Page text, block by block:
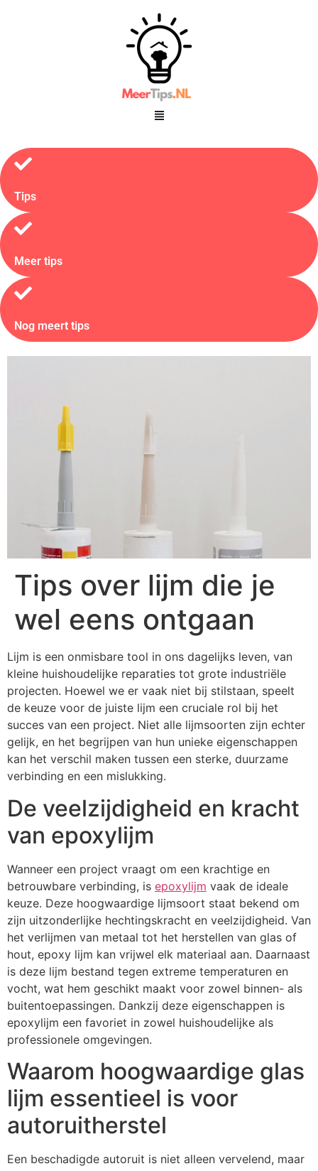
Tips
Meer tips
Nog meert tips
Tips over lijm die je
wel eens ontgaan
Lijm is een onmisbare tool in ons dagelijks leven, van
kleine huishoudelijke reparaties tot grote industriële
projecten. Hoewel we er vaak niet bij stilstaan, speelt
de keuze voor de juiste lijm een cruciale rol bij het
succes van een project. Niet alle lijmsoorten zijn echter
gelijk, en het begrijpen van hun unieke eigenschappen
kan het verschil maken tussen een sterke, duurzame
verbinding en een mislukking.
De veelzijdigheid en kracht
van epoxylijm
Wanneer een project vraagt om een krachtige en
betrouwbare verbinding, is epoxylijm vaak de ideale
keuze. Deze hoogwaardige lijmsoort staat bekend om
zijn uitzonderlijke hechtingskracht en veelzijdigheid. Van
het verlijmen van metaal tot het herstellen van glas of
hout, epoxy lijm kan vrijwel elk materiaal aan. Daarnaast
is deze lijm bestand tegen extreme temperaturen en
vocht, wat hem geschikt maakt voor zowel binnen- als
buitentoepassingen. Dankzij deze eigenschappen is
epoxylijm een favoriet in zowel huishoudelijke als
professionele omgevingen.
Waarom hoogwaardige glas
lijm essentieel is voor
autoruitherstel
Een beschadigde autoruit is niet alleen vervelend, maar